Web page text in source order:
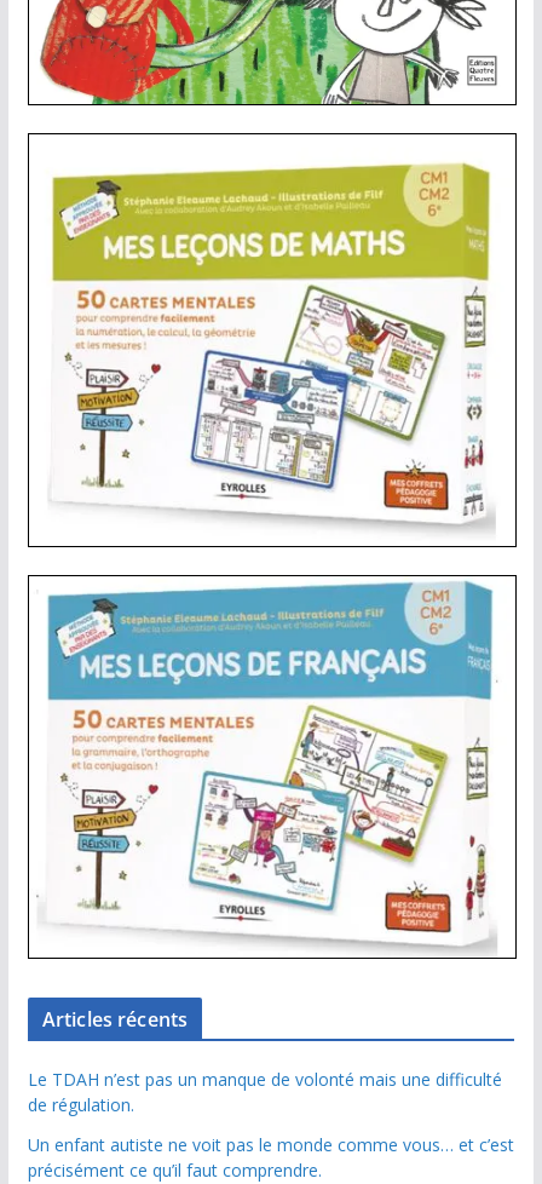
Articles récents
Le TDAH n’est pas un manque de volonté mais une difficulté
de régulation.
Un enfant autiste ne voit pas le monde comme vous… et c’est
précisément ce qu’il faut comprendre.